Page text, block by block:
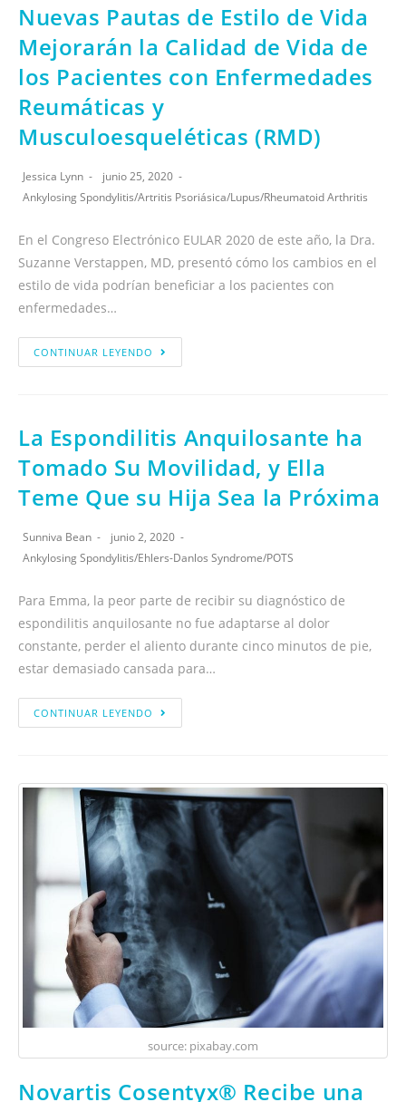
Nuevas Pautas de Estilo de Vida
Mejorarán la Calidad de Vida de
los Pacientes con Enfermedades
Reumáticas y
Musculoesqueléticas (RMD)
Jessica Lynn
junio 25, 2020
Ankylosing Spondylitis/Artritis Psoriásica/Lupus/Rheumatoid Arthritis
En el Congreso Electrónico EULAR 2020 de este año, la Dra.
Suzanne Verstappen, MD, presentó cómo los cambios en el
estilo de vida podrían beneficiar a los pacientes con
enfermedades…
CONTINUAR LEYENDO
La Espondilitis Anquilosante ha
Tomado Su Movilidad, y Ella
Teme Que su Hija Sea la Próxima
Sunniva Bean
junio 2, 2020
Ankylosing Spondylitis/Ehlers-Danlos Syndrome/POTS
Para Emma, la peor parte de recibir su diagnóstico de
espondilitis anquilosante no fue adaptarse al dolor
constante, perder el aliento durante cinco minutos de pie,
estar demasiado cansada para…
CONTINUAR LEYENDO
source: pixabay.com
Novartis Cosentyx® Recibe una